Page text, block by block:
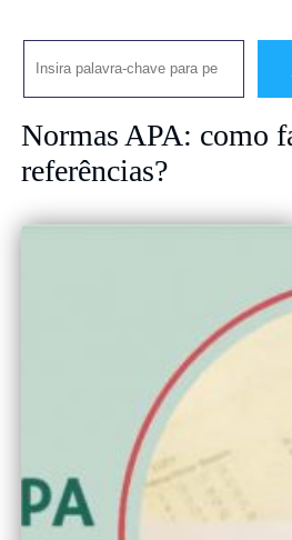
Pesquisar
Normas APA: como
referências?